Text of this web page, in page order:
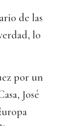
de las
lo
por un
José